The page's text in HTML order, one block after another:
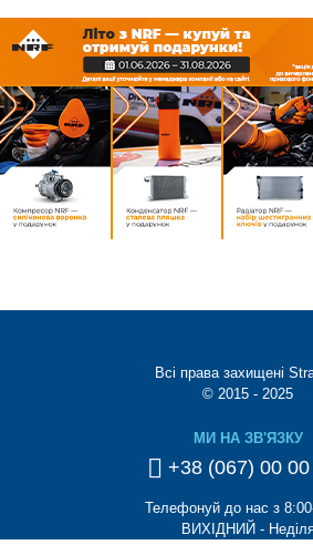
Всі права захищені
© 2015 - 2025
МИ НА ЗВ'ЯЗКУ
+38 (067) 00
Телефонуй до нас з
ВИХІДНИЙ -